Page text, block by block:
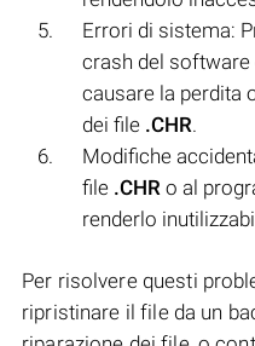
Errori di sistema:
crash del
causare la perdita
dei file .CHR.
Modifiche
file .CHR o al
renderlo
Per risolvere questi
ripristinare il file da un